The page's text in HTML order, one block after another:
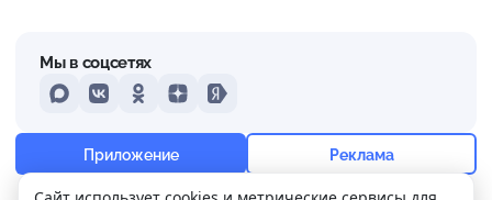
+22° Ощущается как +22
Мы в соцсетях
MAXVKontakteOdnoklassniki
DzenYandex
Приложение Реклама